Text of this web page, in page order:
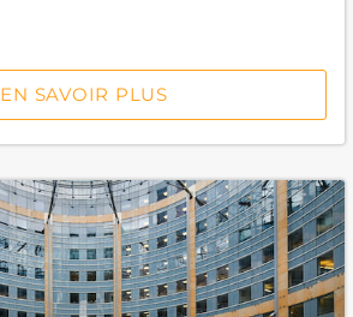
EN SAVOIR PLUS